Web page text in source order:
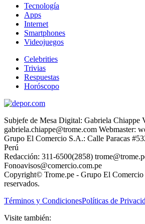
Tecnología
Apps
Internet
Smartphones
Videojuegos
Celebrities
Trivias
Respuestas
Horóscopo
Subjefe de Mesa Digital: Gabriela Chiappe
gabriela.chiappe@trome.com Webmaster:
Grupo El Comercio S.A.: Calle Paracas
Perú
Redacción: 311-6500(2858)
Fonoavisos@comercio.com.pe
Copyright© Trome.pe - Grupo El Comercio
reservados.
Términos y CondicionesPolíticas de
Visite también: